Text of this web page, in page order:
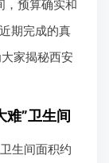
，预算确实和
期完成的真
家揭秘西安
”卫生间
生间面积约